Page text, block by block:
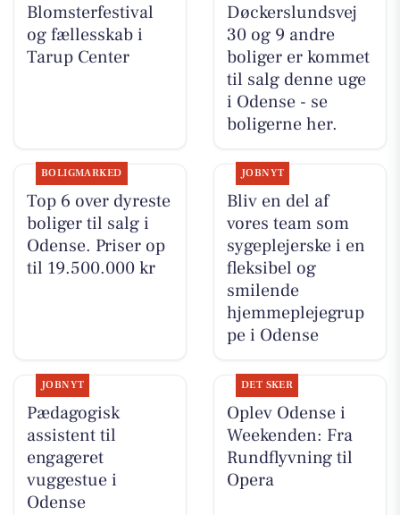
Blomsterfestival
og fællesskab i
Tarup Center
Døckerslundsvej
30 og 9 andre
boliger er kommet
til salg denne uge
i Odense - se
boligerne her.
BOLIGMARKED
Top 6 over dyreste
boliger til salg i
Odense. Priser op
til 19.500.000 kr
JOBNYT
Bliv en del af
vores team som
sygeplejerske i en
fleksibel og
smilende
hjemmeplejegrup
pe i Odense
JOBNYT
Pædagogisk
assistent til
engageret
vuggestue i
Odense
DET SKER
Oplev Odense i
Weekenden: Fra
Rundflyvning til
Opera